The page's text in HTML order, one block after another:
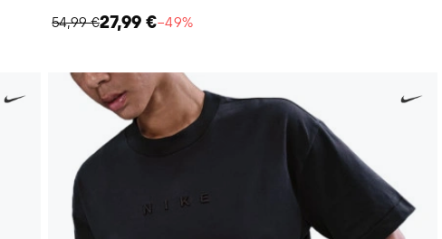
54,99 €27,99 €−49%